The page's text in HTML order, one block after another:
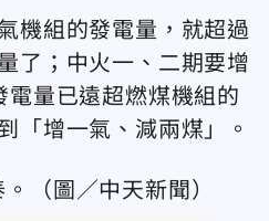
機組的發電量，就超過
了；中火一、二期要增
電量已遠超燃煤機組的
「增一氣、減兩煤」。